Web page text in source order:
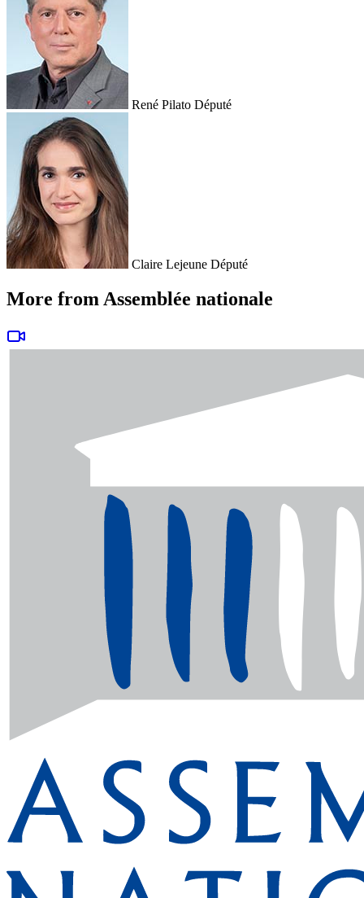
René Pilato Député
Claire Lejeune Député
More from Assemblée nationale